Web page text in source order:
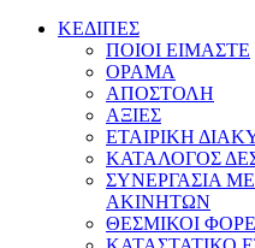
ΚΕΔΙΠΕΣ
ΠΟΙΟΙ ΕΙΜΑΣΤΕ
ΟΡΑΜΑ
ΑΠΟΣΤΟΛΗ
ΑΞΙΕΣ
ΕΤΑΙΡΙΚΗ
ΚΑΤΑΛΟΓΟΣ
ΣΥΝΕΡΓΑΣΙΑ ΜΕ
ΑΚΙΝΗΤΩΝ
ΘΕΣΜΙΚΟΙ